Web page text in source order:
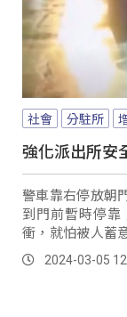
社會 分駐所
強化派出所安
警車靠右停放朝
到門前暫時停
衝，就怕被人蓄
防護措施。
2024-03-05